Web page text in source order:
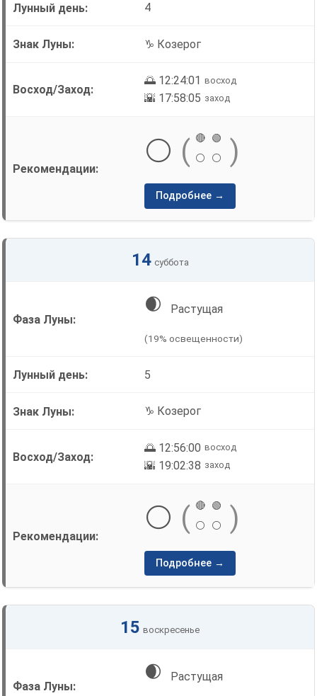
4
♑ Козерог
🌅 12:24:01 восход
🌇 17:58:05 заход
⚪ ( 🔴
🟢
⚪
⚪ )
Подробнее →
14 суббота
🌒 Растущая
(19% освещенности)
5
♑ Козерог
🌅 12:56:00 восход
🌇 19:02:38 заход
⚪ ( 🔴
🟢
⚪
⚪ )
Подробнее →
15 воскресенье
🌒 Растущая